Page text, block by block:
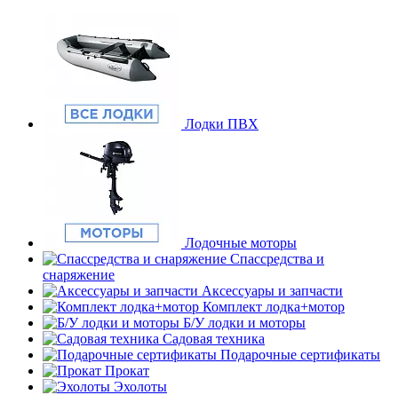
Лодки ПВХ
Лодочные моторы
Спассредства и
снаряжение
Аксессуары и запчасти
Комплект лодка+мотор
Б/У лодки и моторы
Садовая техника
Подарочные сертификаты
Прокат
Эхолоты